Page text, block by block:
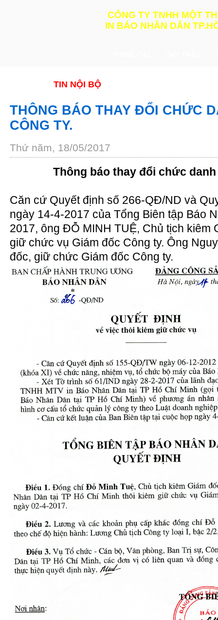
CÔNG TY TNHH MỘT
IN BÁO NHÂN DÂN
TIN NỘI BỘ
THÔNG BÁO THAY ĐỔI CHỨC
CÔNG TY.
Thứ năm, 18/05/2017
Thông báo thay đổi chức
Căn cứ Quyết định số 266-QĐ/ND và
ngày 14-4-2017 của Tổng Biên tập Báo
2017, ông ĐỖ MINH TUỆ, Chủ tịch kiêm
giữ chức vụ Giám đốc Công ty. Ông
đốc, giữ chức Giám đốc Công ty.